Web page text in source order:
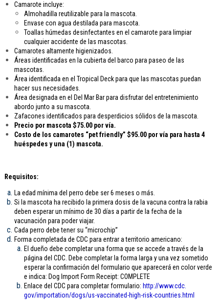
Camarote incluye:
Almohadilla reutilizable para la mascota.
Envase con agua destilada para mascota.
Toallas húmedas desinfectantes en el camarote para limpiar
cualquier accidente de las mascotas.
Camarotes altamente higienizados.
Áreas identificadas en la cubierta del barco para paseo de las
mascotas.
Área identificada en el Tropical Deck para que las mascotas puedan
hacer sus necesidades.
Área designada en el Del Mar Bar para disfrutar del entretenimiento
abordo junto a su mascota.
Zafacones identificados para desperdicios sólidos de la mascota.
Precio por mascota $75.00 por vía.
Costo de los camarotes “pet friendly” $95.00 por vía para hasta 4
huéspedes y una (1) mascota.
Requisitos:
La edad mínima del perro debe ser 6 meses o más.
Si la mascota ha recibido la primera dosis de la vacuna contra la rabia
deben esperar un mínimo de 30 días a partir de la fecha de la
vacunación para poder viajar.
Cada perro debe tener su “microchip”
Forma completada de CDC para entrar a territorio americano:
El dueño debe completar una forma que se accede a través de la
página del CDC. Debe completar la forma larga y una vez sometido
esperar la confirmación del formulario que aparecerá en color verde
e indica: Dog Import Form Receipt: COMPLETE
Enlace del CDC para completar formulario: http://www.cdc.
gov/importation/dogs/us-vaccinated-high-risk-countries.html